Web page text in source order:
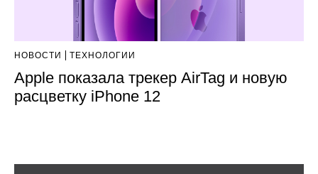
НОВОСТИ ТЕХНОЛОГИИ
Apple показала трекер AirTag и новую
расцветку iPhone 12